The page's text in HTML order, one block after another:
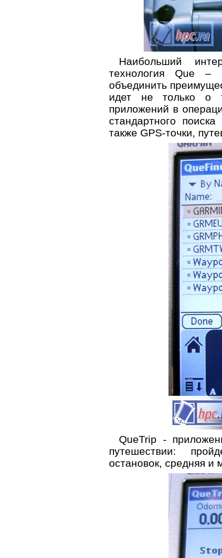
Наибольший
технология Que –
объединить
идет не только о
приложений в
стандартного
также GPS-точки,
QueTrip -
путешествии:
остановок, средняя и